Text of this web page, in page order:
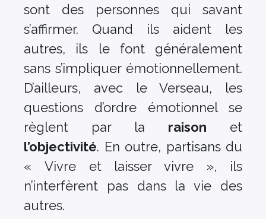
sont des personnes qui savant
s’affirmer. Quand ils aident les
autres, ils le font généralement
sans s’impliquer émotionnellement.
D’ailleurs, avec le Verseau, les
questions d’ordre émotionnel se
règlent par la raison et
l’objectivité. En outre, partisans du
« Vivre et laisser vivre », ils
n’interfèrent pas dans la vie des
autres.